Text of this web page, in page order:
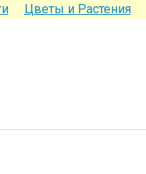
Цветы и Растения